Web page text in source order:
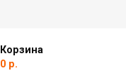
Корзина
0 р.